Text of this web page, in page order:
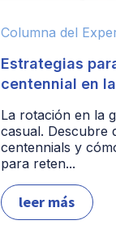
Columna del
Estrategias
centennial en
La rotación en la
casual. Descubre
centennials y
para reten...
leer más